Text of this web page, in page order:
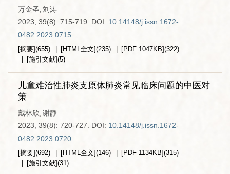
万金圣, 刘涛
2023, 39(8): 715-719.
DOI: 10.14148/j.issn.1672-
0482.2023.0715
[摘要](655) [HTML全文](235) [PDF 1047KB](322)
[施引文献](5)
儿童难治性肺炎支原体肺炎常见临床问题的中医对
策
戴林欣, 谢静
2023, 39(8): 720-727.
DOI: 10.14148/j.issn.1672-
0482.2023.0720
[摘要](692) [HTML全文](146) [PDF 1134KB](315)
[施引文献](31)